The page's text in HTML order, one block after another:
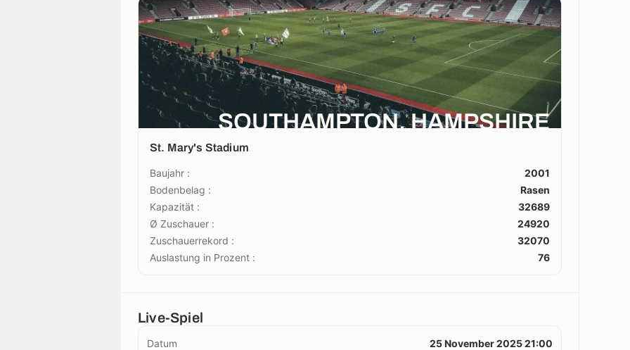
SOUTHAMPTON, HAMPSHIRE
St. Mary's Stadium
Baujahr :
2001
Bodenbelag :
Rasen
Kapazität :
32689
Ø Zuschauer :
24920
Zuschauerrekord :
32070
Auslastung in Prozent :
76
Live-Spiel
Datum 25 November 2025 21:00